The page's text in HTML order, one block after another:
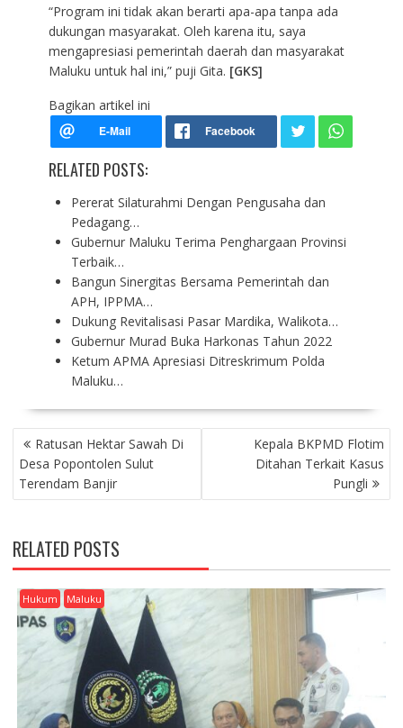
“Program ini tidak akan berarti apa-apa tanpa ada
dukungan masyarakat. Oleh karena itu, saya
mengapresiasi pemerintah daerah dan masyarakat
Maluku untuk hal ini,” puji Gita. [GKS]
Bagikan artikel ini
RELATED POSTS:
Pererat Silaturahmi Dengan Pengusaha dan
Pedagang…
Gubernur Maluku Terima Penghargaan Provinsi
Terbaik…
Bangun Sinergitas Bersama Pemerintah dan
APH, IPPMA…
Dukung Revitalisasi Pasar Mardika, Walikota…
Gubernur Murad Buka Harkonas Tahun 2022
Ketum APMA Apresiasi Ditreskrimum Polda
Maluku…
P
O
S
T
A
V
I
G
A
T
O
Ratusan Hektar Sawah Di
Desa Popontolen Sulut
Terendam Banjir
Kepala BKPMD Flotim
Ditahan Terkait Kasus
Pungli
RELATED POSTS
Hukum Maluku